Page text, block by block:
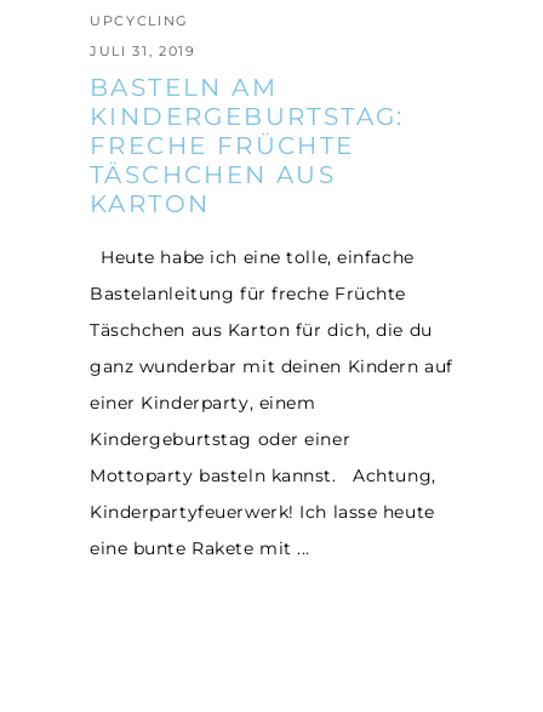
UPCYCLING
JULI 31, 2019
BASTELN AM
KINDERGEBURTSTAG:
FRECHE FRÜCHTE
TÄSCHCHEN AUS
KARTON
Heute habe ich eine tolle, einfache
Bastelanleitung für freche Früchte
Täschchen aus Karton für dich, die du
ganz wunderbar mit deinen Kindern auf
einer Kinderparty, einem
Kindergeburtstag oder einer
Mottoparty basteln kannst. Achtung,
Kinderpartyfeuerwerk! Ich lasse heute
eine bunte Rakete mit